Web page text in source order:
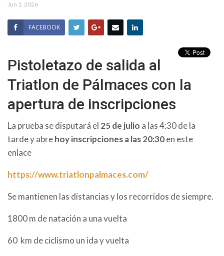
Jun 1, 2026
FACEBOOK
Pistoletazo de salida al
Triatlon de Pálmaces con la
apertura de inscripciones
La prueba se disputará el 25 de julio a las 4:30 de la
tarde y abrehoy inscripciones a las 20:30en este
enlace
https://www.triatlonpalmaces.com/
Se mantienen las distancias y los recorridos de siempre.
1800 m de natación a una vuelta
60 km de ciclismo un ida y vuelta